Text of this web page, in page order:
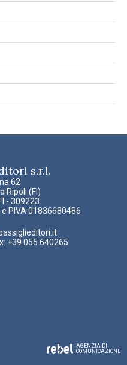
s.r.l.
62
Ripoli (FI)
- 309223
PIVA 01836680486
+39 055 640265
AGENZIA DI
COMUNICAZIONE